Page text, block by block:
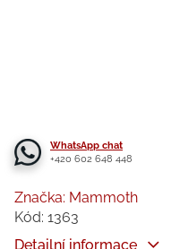
WhatsApp chat
+420 602 648 448
Detailní informace
Značka: Mammoth
Kód: 1363